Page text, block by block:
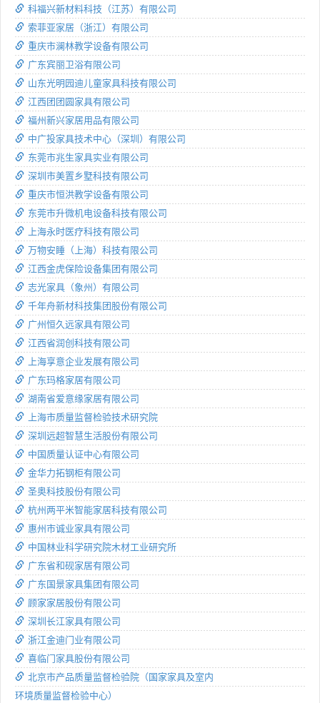
科福兴新材料科技（江苏）有限公司
索菲亚家居（浙江）有限公司
重庆市澜林教学设备有限公司
广东宾丽卫浴有限公司
山东光明园迪儿童家具科技有限公司
江西团团圆家具有限公司
福州新兴家居用品有限公司
中广投家具技术中心（深圳）有限公司
东莞市兆生家具实业有限公司
深圳市美置乡墅科技有限公司
重庆市恒洪教学设备有限公司
东莞市升微机电设备科技有限公司
上海永时医疗科技有限公司
万物安睡（上海）科技有限公司
江西金虎保险设备集团有限公司
志光家具（象州）有限公司
千年舟新材科技集团股份有限公司
广州恒久远家具有限公司
江西省润创科技有限公司
上海享意企业发展有限公司
广东玛格家居有限公司
湖南省爱意缘家居有限公司
上海市质量监督检验技术研究院
深圳远超智慧生活股份有限公司
中国质量认证中心有限公司
金华力拓钢柜有限公司
圣奥科技股份有限公司
杭州两平米智能家居科技有限公司
惠州市诚业家具有限公司
中国林业科学研究院木材工业研究所
广东省和砚家居有限公司
广东国景家具集团有限公司
顾家家居股份有限公司
深圳长江家具有限公司
浙江金迪门业有限公司
喜临门家具股份有限公司
北京市产品质量监督检验院（国家家具及室内
环境质量监督检验中心）